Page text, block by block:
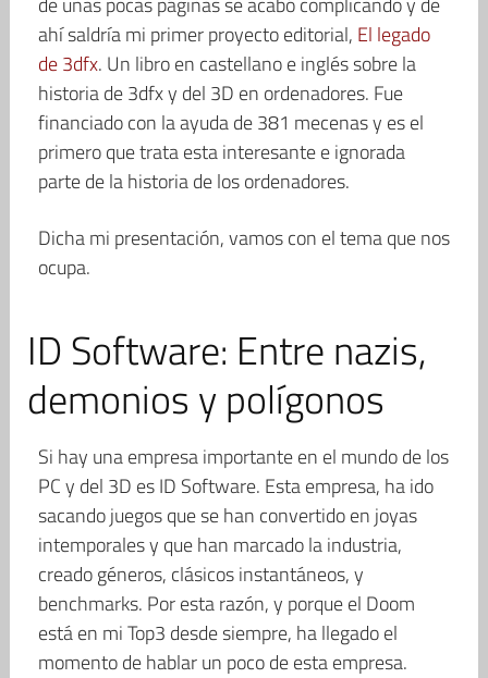
ahí saldría mi primer proyecto editorial, El legado
de 3dfx. Un libro en castellano e inglés sobre la
historia de 3dfx y del 3D en ordenadores. Fue
financiado con la ayuda de 381 mecenas y es el
primero que trata esta interesante e ignorada
parte de la historia de los ordenadores.
Dicha mi presentación, vamos con el tema que nos
ocupa.
ID Software: Entre nazis,
demonios y polígonos
Si hay una empresa importante en el mundo de los
PC y del 3D es ID Software. Esta empresa, ha ido
sacando juegos que se han convertido en joyas
intemporales y que han marcado la industria,
creado géneros, clásicos instantáneos, y
benchmarks. Por esta razón, y porque el Doom
está en mi Top3 desde siempre, ha llegado el
momento de hablar un poco de esta empresa.